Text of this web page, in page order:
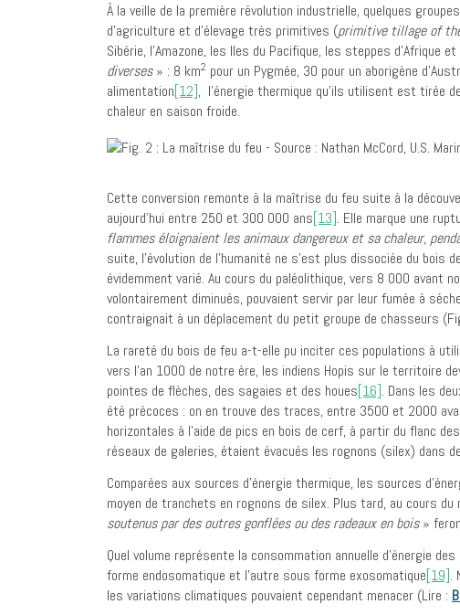
À la veille de la première révolution industrielle, quelques
d’agriculture et d’élevage très primitives (primitive tillage of
Sibérie, l’Amazone, les Iles du Pacifique, les steppes d’Afrique
diverses» : 8 km2 pour un Pygmée, 30 pour un aborigène
alimentation[12], l’énergie thermique qu’ils utilisent est tirée
chaleur en saison froide.
Cette conversion remonte à la maîtrise du feu suite à la
aujourd’hui entre 250 et 300 000 ans[13]. Elle marque une
flammes éloignaient les animaux dangereux et sa chaleur,
suite, l’évolution de l’humanité ne s’est plus dissociée du
évidemment varié. Au cours du paléolithique, vers 8 000
volontairement diminués, pouvaient servir par leur fumée à
contraignait à un déplacement du petit groupe de chasseurs
La rareté du bois de feu a-t-elle pu inciter ces populations à
vers l’an 1000 de notre ère, les indiens Hopis sur le territoire
pointes de flèches, des sagaies et des houes[16]. Dans les
été précoces : on en trouve des traces, entre 3500 et 2000
horizontales à l’aide de pics en bois de cerf, à partir du flanc
réseaux de galeries, étaient évacués les rognons (silex) dans
Comparées aux sources d’énergie thermique, les sources
moyen de tranchets en rognons de silex. Plus tard, au cours du
soutenus par des outres gonflées ou des radeaux en bois»
Quel volume représente la consommation annuelle d’énergie
forme endosomatique et l’autre sous forme exosomatique[19].
les variations climatiques pouvaient cependant menacer (Lire :